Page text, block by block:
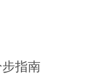
指南